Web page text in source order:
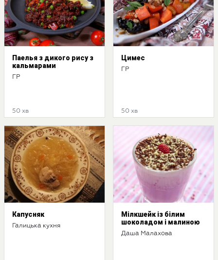
Паелья з дикого рису з
кальмарами
ГР
50 хв
Цимес
ГР
50 хв
Капусняк
Галицька кухня
Мілкшейк із білим
шоколадом і малиною
Даша Малахова